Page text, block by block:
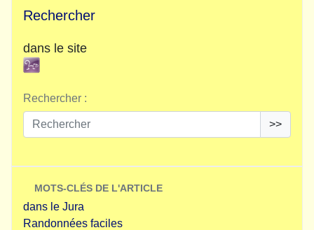
Rechercher
dans le site
Rechercher :
>>
MOTS-CLÉS DE L'ARTICLE
dans le Jura
Randonnées faciles